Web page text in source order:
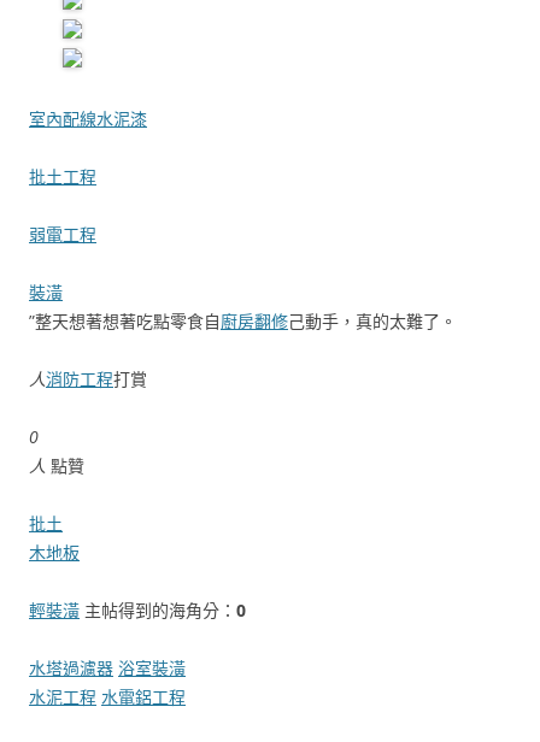
室內配線水泥漆
批土工程
弱電工程
裝潢
”整天想著想著吃點零食自廚房翻修己動手，真的太難了。
人消防工程打賞
0
人 點贊
批土
木地板
輕裝潢 主帖得到的海角分： 0
水塔過濾器 浴室裝潢
水泥工程 水電鋁工程